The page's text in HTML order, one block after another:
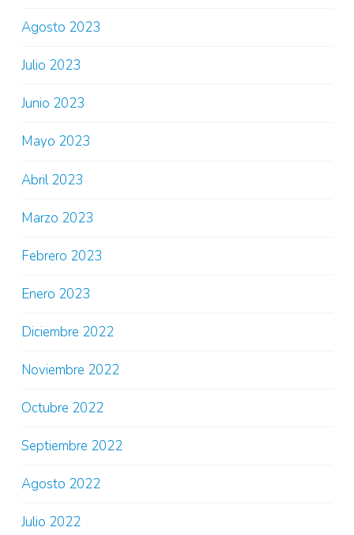
Agosto 2023
Julio 2023
Junio 2023
Mayo 2023
Abril 2023
Marzo 2023
Febrero 2023
Enero 2023
Diciembre 2022
Noviembre 2022
Octubre 2022
Septiembre 2022
Agosto 2022
Julio 2022